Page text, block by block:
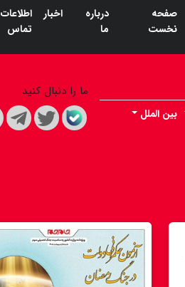
صفحه
نخست
درباره
ما
اخبار
اطلاعات
تماس
بین الملل
ما را دنبال کنید